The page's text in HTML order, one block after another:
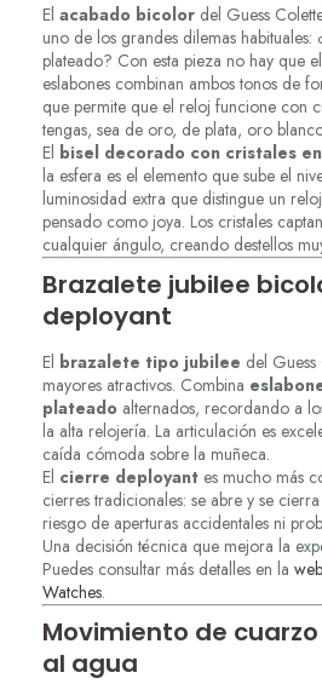
El acabado bicolor del Guess
uno de los grandes dilemas
plateado? Con esta pieza no hay que
eslabones combinan ambos tonos de
que permite que el reloj funcione con
tengas, sea de oro, de plata, oro
El bisel decorado con cristales
la esfera es el elemento que sube el
luminosidad extra que distingue un
pensado como joya. Los cristales
cualquier ángulo, creando destellos
Brazalete jubilee
deployant
El brazalete tipo jubilee del Guess
mayores atractivos. Combina
plateado alternados, recordando a
la alta relojería. La articulación es
caída cómoda sobre la muñeca.
El cierre deployant es mucho más
cierres tradicionales: se abre y se
riesgo de aperturas accidentales ni
Una decisión técnica que mejora la
Puedes consultar más detalles en la
Watches.
Movimiento de
al agua